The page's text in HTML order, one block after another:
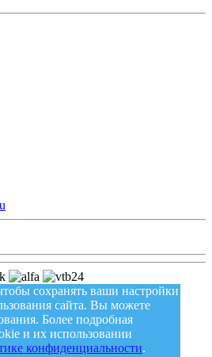
сохранять ваши настройки
сайта. Вы можете
Более подробная
и их использовании
конфиденциальности.